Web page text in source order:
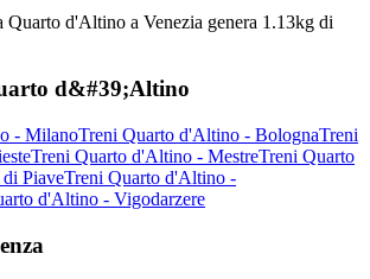
d'Altino a Venezia genera 1.13kg di
d&#39;Altino
- MilanoTreni Quarto d'Altino - BolognaTreni
Treni Quarto d'Altino - MestreTreni Quarto
PiaveTreni Quarto d'Altino -
d'Altino - Vigodarzere